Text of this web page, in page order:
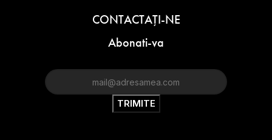
CONTACTAŢI-NE
Abonati-va